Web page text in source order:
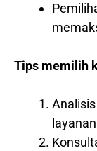
Tips memilih